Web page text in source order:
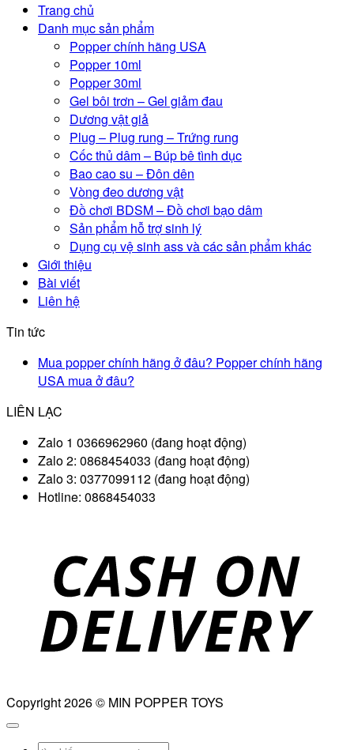
Trang chủ
Danh mục sản phẩm
Popper chính hãng USA
Popper 10ml
Popper 30ml
Gel bôi trơn – Gel giảm đau
Dương vật giả
Plug – Plug rung – Trứng rung
Cốc thủ dâm – Búp bê tình dục
Bao cao su – Đôn dên
Vòng đeo dương vật
Đồ chơi BDSM – Đồ chơi bạo dâm
Sản phẩm hỗ trợ sinh lý
Dụng cụ vệ sinh ass và các sản phẩm khác
Giới thiệu
Bài viết
Liên hệ
Tin tức
Mua popper chính hãng ở đâu? Popper chính hãng
USA mua ở đâu?
LIÊN LẠC
Zalo 1 0366962960 (đang hoạt động)
Zalo 2: 0868454033 (đang hoạt động)
Zalo 3: 0377099112 (đang hoạt động)
Hotline: 0868454033
Copyright 2026 © MIN POPPER TOYS